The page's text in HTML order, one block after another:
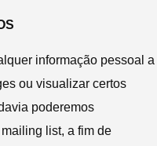
informação pessoal a
ou visualizar certos
poderemos
list, a fim de